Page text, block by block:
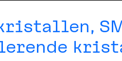
kristallen,